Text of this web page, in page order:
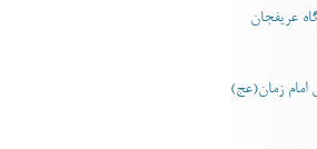
عریفجان
امام زمان(عج)